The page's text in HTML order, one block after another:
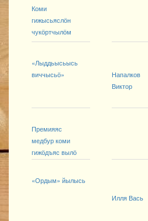
Коми
гижысьяслӧн
чукӧртчылӧм
«Лыддьысьысь
виччысьӧ»
Напалков
Виктор
Премияяс
медбур коми
гижӧдъяс вылӧ
«Ордым» йылысь
Илля Вась